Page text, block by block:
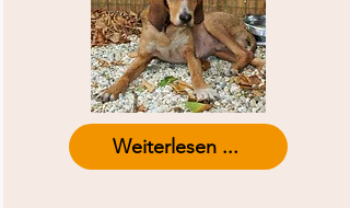
Weiterlesen ...